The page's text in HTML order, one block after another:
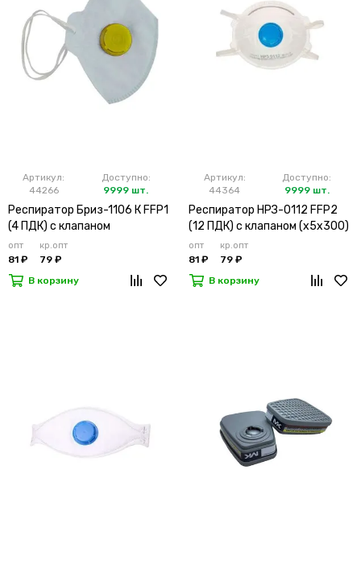
Артикул:
44266
Доступно:
9999 шт.
Респиратор Бриз-1106 К FFP1
(4 ПДК) с клапаном
опт
81 ₽
кр.опт
79 ₽
В корзину
Артикул:
44364
Доступно:
9999 шт.
Респиратор НРЗ-0112 FFP2
(12 ПДК) с клапаном (х5х300)
опт
81 ₽
кр.опт
79 ₽
В корзину